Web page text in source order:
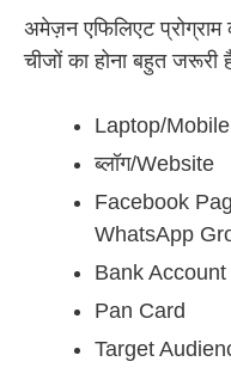
अमेज़न एफिलिएट
चीजों का होना बहुत जरूरी
Laptop/Mobile
ब्लॉग/Website
Facebook
WhatsApp
Bank Account
Pan Card
Target